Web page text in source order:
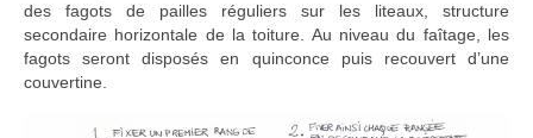
des fagots de pailles réguliers sur les liteaux, structure
secondaire horizontale de la toiture. Au niveau du faîtage, les
fagots seront disposés en quinconce puis recouvert d’une
couvertine.